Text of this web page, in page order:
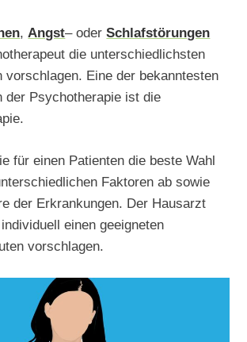
, Angst– oderSchlafstörungen
die unterschiedlichsten
vorschlagen. Eine der bekanntesten
der Psychotherapie ist die
für einen Patienten die beste Wahl
Faktoren ab sowie
der Erkrankungen. Der Hausarzt
einen geeigneten
vorschlagen.